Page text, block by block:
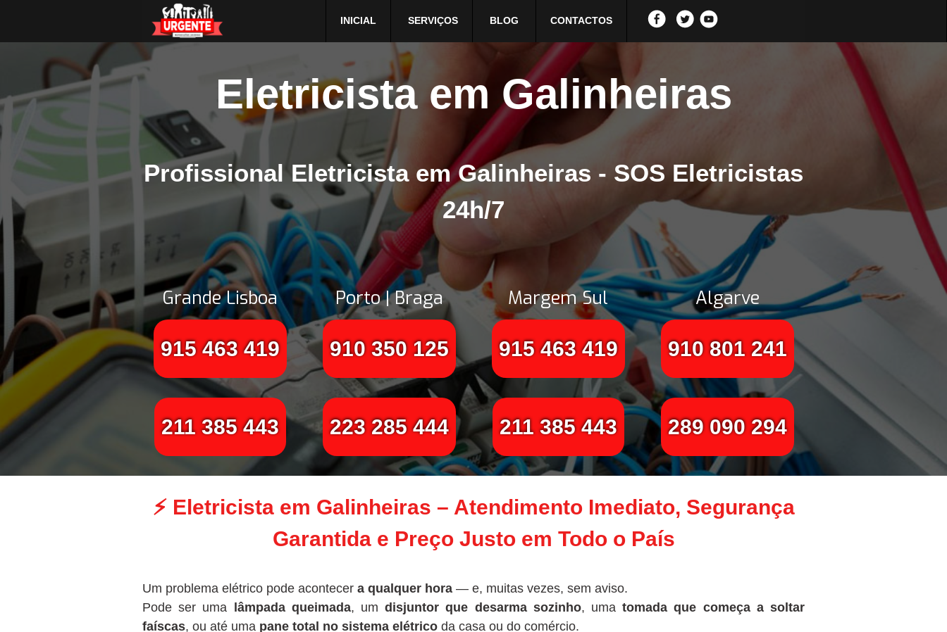
INICIAL SERVIÇOS BLOG CONTACTOS
Eletricista em Galinheiras
Profissional Eletricista em Galinheiras - SOS Eletricistas
24h/7
Grande Lisboa
915 463 419
211 385 443
Porto | Braga
910 350 125
223 285 444
Margem Sul
915 463 419
211 385 443
Algarve
910 801 241
289 090 294
⚡ Eletricista em Galinheiras – Atendimento Imediato, Segurança
Garantida e Preço Justo em Todo o País
Um problema elétrico pode acontecer a qualquer hora — e, muitas vezes, sem aviso.
Pode ser uma
lâmpada queimada, umdisjuntor que desarma sozinho, umatomada que começa a soltar
faíscas, ou até uma pane total no sistema elétrico da casa ou do comércio.